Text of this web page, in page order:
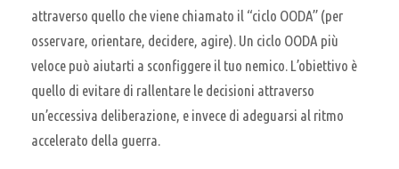
attraverso quello che viene chiamato il “ciclo OODA” (per
osservare, orientare, decidere, agire). Un ciclo OODA più
veloce può aiutarti a sconfiggere il tuo nemico. L’obiettivo è
quello di evitare di rallentare le decisioni attraverso
un’eccessiva deliberazione, e invece di adeguarsi al ritmo
accelerato della guerra.